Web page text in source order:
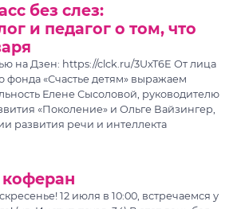
без слез:
и педагог о том, что
на Дзен: https://clck.ru/3UxT6E От лица
фонда «Счастье детям» выражаем
Елене Сысоловой, руководителю
«Поколение» и Ольге Вайзингер,
развития речи и интеллекта
12 июля в 10:00, встречаемся у